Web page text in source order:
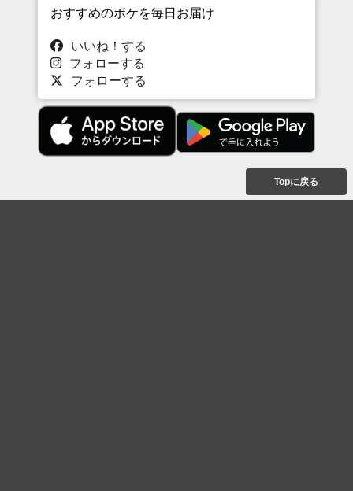
おすすめのボケを毎日お届け
いいね！する
フォローする
フォローする
Topに戻る